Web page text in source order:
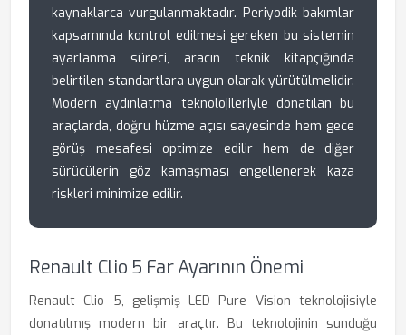
kaynaklarca vurgulanmaktadır. Periyodik bakımlar
kapsamında kontrol edilmesi gereken bu sistemin
ayarlanma süreci, aracın teknik kitapçığında
belirtilen standartlara uygun olarak yürütülmelidir.
Modern aydınlatma teknolojileriyle donatılan bu
araçlarda, doğru hüzme açısı sayesinde hem gece
görüş mesafesi optimize edilir hem de diğer
sürücülerin göz kamaşması engellenerek kaza
riskleri minimize edilir.
Renault Clio 5 Far Ayarının Önemi
Renault Clio 5, gelişmiş LED Pure Vision teknolojisiyle
donatılmış modern bir araçtır. Bu teknolojinin sunduğu